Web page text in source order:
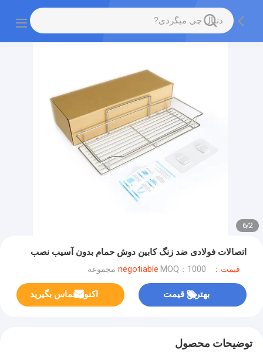
2
/
6
اتصالات فولادی ضد زنگ کابین دوش حمام بدون آسیب نصب
قیمت：negotiable MOQ：1000 مجموعه
بهترین قیمت اکنون تماس بگیرید
توضیحات محصول